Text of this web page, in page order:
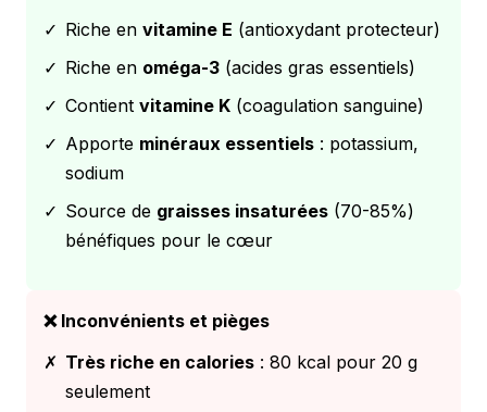
✓ Riche en vitamine E (antioxydant protecteur)
✓ Riche en oméga-3 (acides gras essentiels)
✓ Contient vitamine K (coagulation sanguine)
✓ Apporte minéraux essentiels : potassium,
sodium
✓ Source de graisses insaturées (70-85%)
bénéfiques pour le cœur
❌ Inconvénients et pièges
✗ Très riche en calories : 80 kcal pour 20 g
seulement